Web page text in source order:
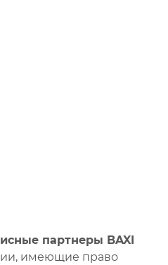
партнеры BAXI
имеющие право